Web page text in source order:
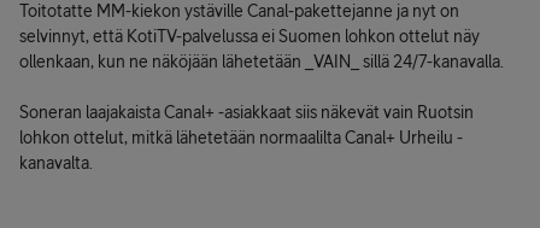
Toitotatte MM-kiekon ystäville Canal-pakettejanne ja nyt on
selvinnyt, että KotiTV-palvelussa ei Suomen lohkon ottelut näy
ollenkaan, kun ne näköjään lähetetään _VAIN_ sillä 24/7-kanavalla.
Soneran laajakaista Canal+ -asiakkaat siis näkevät vain Ruotsin
lohkon ottelut, mitkä lähetetään normaalilta Canal+ Urheilu -
kanavalta.